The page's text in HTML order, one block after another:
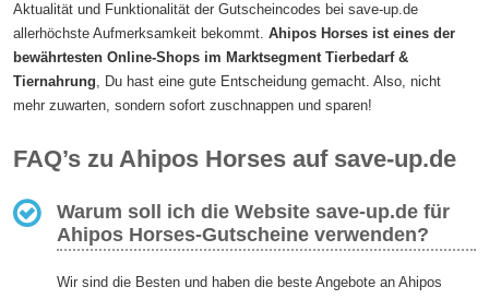
Aktualität und Funktionalität der Gutscheincodes bei save-up.de
allerhöchste Aufmerksamkeit bekommt.Ahipos Horses ist eines der
bewährtesten Online-Shops im Marktsegment Tierbedarf &
Tiernahrung, Du hast eine gute Entscheidung gemacht. Also, nicht
mehr zuwarten, sondern sofort zuschnappen und sparen!
FAQ’s zu Ahipos Horses auf save-up.de
Warum soll ich die Website save-up.de für
Ahipos Horses-Gutscheine verwenden?
Wir sind die Besten und haben die beste Angebote an Ahipos